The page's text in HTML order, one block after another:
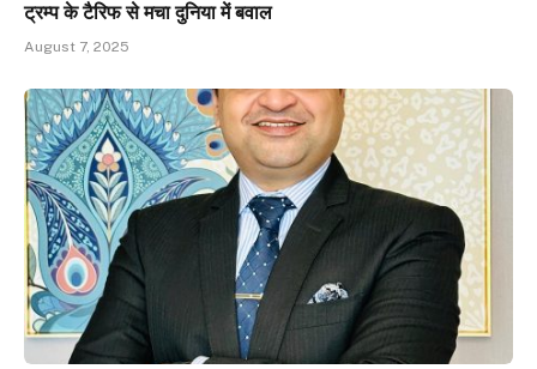
ट्रम्प के टैरिफ से मचा दुनिया में बवाल
August 7, 2025